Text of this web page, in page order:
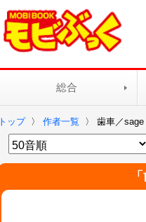
総合
トップ 〉 作者一覧 〉 歯車／
「